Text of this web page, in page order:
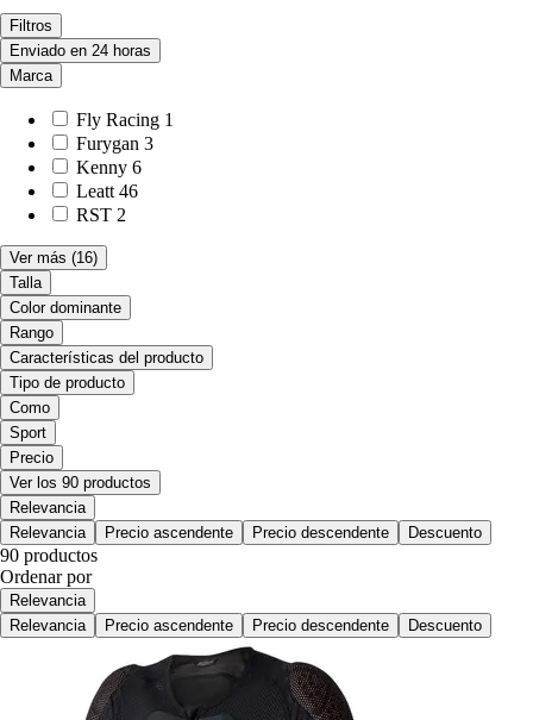
Filtros
Enviado en 24 horas
Marca
Fly Racing 1
Furygan 3
Kenny 6
Leatt 46
RST 2
Ver más (16)
Talla
Color dominante
Rango
Características del producto
Tipo de producto
Como
Sport
Precio
Ver los 90 productos
Relevancia
Relevancia
Precio ascendente Precio descendente Descuento
90 productos
Ordenar por
Relevancia
Relevancia
Precio ascendente Precio descendente Descuento